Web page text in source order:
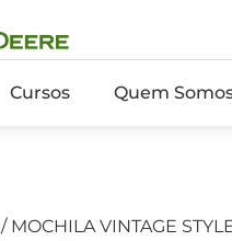
Cursos Quem
/ MOCHILA VINTAGE